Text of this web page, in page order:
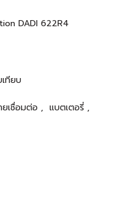
DADI 622R4
เทียบ
ยเชื่อมต่อ , แบตเตอรี่ ,